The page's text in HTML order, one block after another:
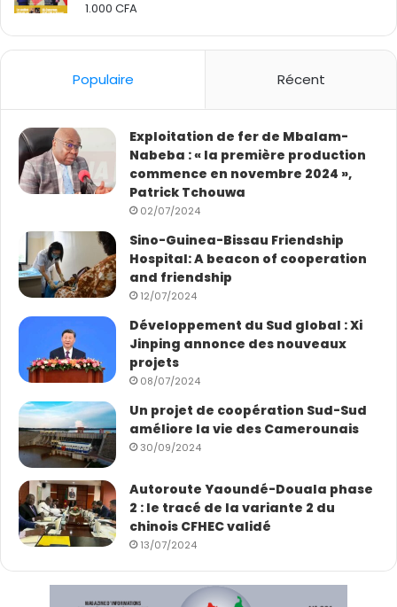
Rated
of 5
1.000 CFA
Populaire Récent
Exploitation de fer de Mbalam-
Nabeba : « la première production
commence en novembre 2024 »,
Patrick Tchouwa
02/07/2024
Sino-Guinea-Bissau Friendship
Hospital: A beacon of cooperation
and friendship
12/07/2024
Développement du Sud global : Xi
Jinping annonce des nouveaux
projets
08/07/2024
Un projet de coopération Sud-Sud
améliore la vie des Camerounais
30/09/2024
Autoroute Yaoundé-Douala phase
2 : le tracé de la variante 2 du
chinois CFHEC validé
13/07/2024